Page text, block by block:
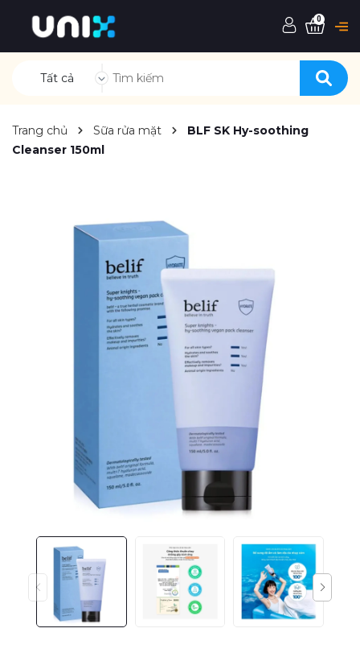
Tất cả
0
Trang chủ Sữa rửa mặt
BLF SK Hy-soothing
Cleanser 150ml